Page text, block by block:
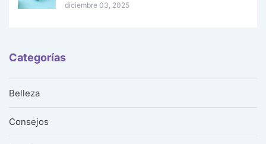
diciembre 03, 2025
Categorías
Belleza
Consejos